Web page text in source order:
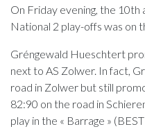
On Friday evening, the 10th
National 2 play-offs was on
Gréngewald Hueschtert
next to AS Zolwer. In fact,
road in Zolwer but still
82:90 on the road in
play in the « Barrage »